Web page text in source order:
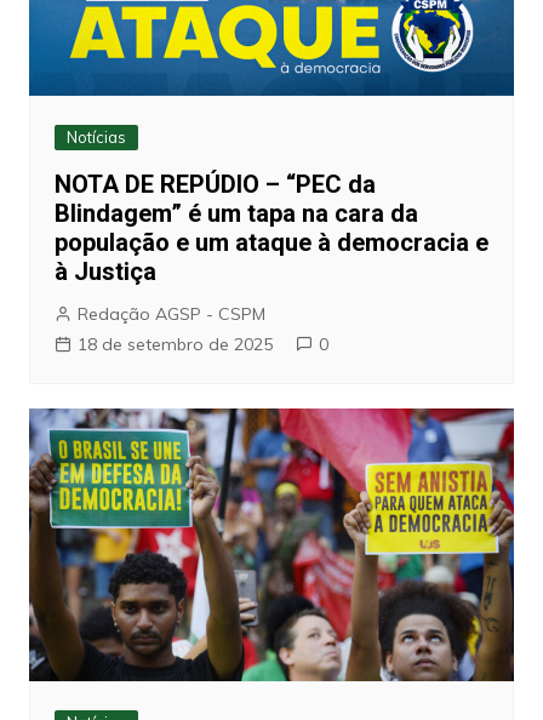
Notícias
NOTA DE REPÚDIO – “PEC da
Blindagem” é um tapa na cara da
população e um ataque à democracia e
à Justiça
Redação AGSP - CSPM
18 de setembro de 2025
0